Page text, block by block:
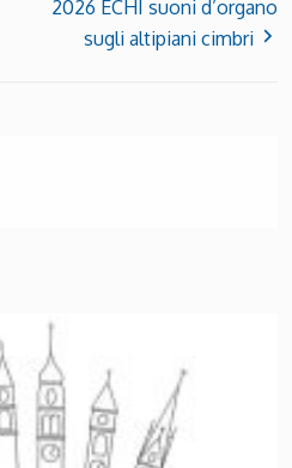
2026 ECHI suoni d’organo
sugli altipiani cimbri